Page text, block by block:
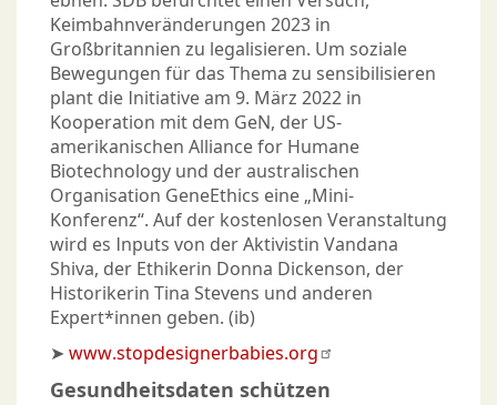
Keimbahnveränderungen 2023 in
Großbritannien zu legalisieren. Um soziale
Bewegungen für das Thema zu sensibilisieren
plant die Initiative am 9. März 2022 in
Kooperation mit dem GeN, der US-
amerikanischen Alliance for Humane
Biotechnology und der australischen
Organisation GeneEthics eine „Mini-
Konferenz“. Auf der kostenlosen Veranstaltung
wird es Inputs von der Aktivistin Vandana
Shiva, der Ethikerin Donna Dickenson, der
Historikerin Tina Stevens und anderen
Expert*innen geben. (ib)
➤ www.stopdesignerbabies.org
Gesundheits­daten schützen